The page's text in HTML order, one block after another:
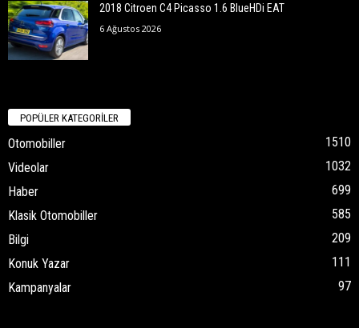
2018 Citroen C4 Picasso 1.6 BlueHDi EAT
6 Ağustos 2026
POPÜLER KATEGORİLER
Otomobiller
1510
Videolar
1032
Haber
699
Klasik Otomobiller
585
Bilgi
209
Konuk Yazar
111
Kampanyalar
97